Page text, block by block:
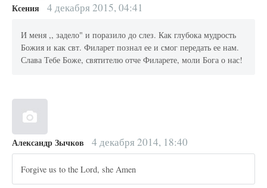
Ксения 4 декабря 2015, 04:41
И меня ,, задело" и поразило до слез. Как глубока мудрость
Божия и как свт. Филарет познал ее и смог передать ее нам.
Слава Тебе Боже, святителю отче Филарете, моли Бога о нас!
Александр Зычков 4 декабря 2014, 18:40
Forgive us to the Lord, she Amen